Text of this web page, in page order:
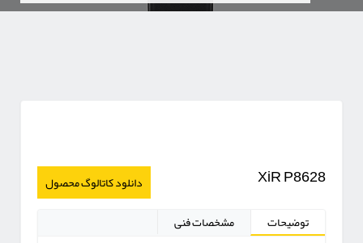
دانلود کاتالوگ محصول XiR P8628
توضیحات
مشخصات فنی